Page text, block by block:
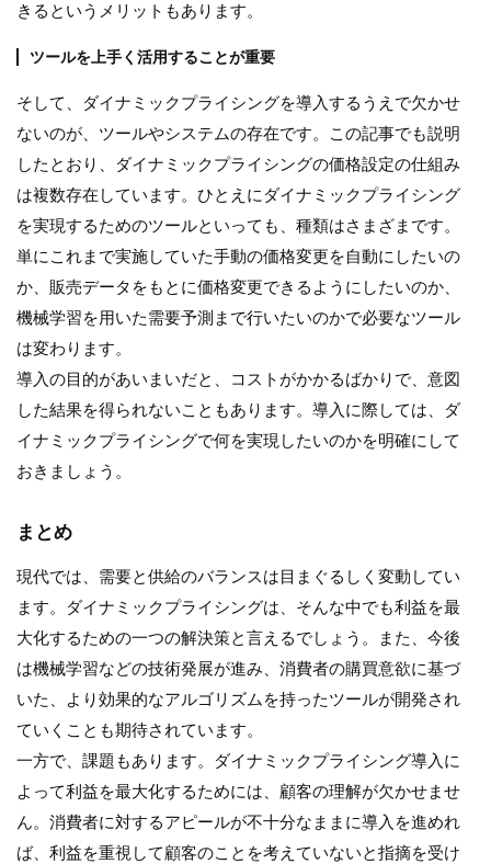
きるというメリットもあります。
ツールを上手く活用することが重要
そして、ダイナミックプライシングを導入するうえで欠かせ
ないのが、ツールやシステムの存在です。この記事でも説明
したとおり、ダイナミックプライシングの価格設定の仕組み
は複数存在しています。ひとえにダイナミックプライシング
を実現するためのツールといっても、種類はさまざまです。
単にこれまで実施していた手動の価格変更を自動にしたいの
か、販売データをもとに価格変更できるようにしたいのか、
機械学習を用いた需要予測まで行いたいのかで必要なツール
は変わります。
導入の目的があいまいだと、コストがかかるばかりで、意図
した結果を得られないこともあります。導入に際しては、ダ
イナミックプライシングで何を実現したいのかを明確にして
おきましょう。
まとめ
現代では、需要と供給のバランスは目まぐるしく変動してい
ます。ダイナミックプライシングは、そんな中でも利益を最
大化するための一つの解決策と言えるでしょう。また、今後
は機械学習などの技術発展が進み、消費者の購買意欲に基づ
いた、より効果的なアルゴリズムを持ったツールが開発され
ていくことも期待されています。
一方で、課題もあります。ダイナミックプライシング導入に
よって利益を最大化するためには、顧客の理解が欠かせませ
ん。消費者に対するアピールが不十分なままに導入を進めれ
ば、利益を重視して顧客のことを考えていないと指摘を受け